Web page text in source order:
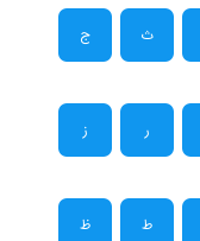
ث ج
ر ز
ط ظ